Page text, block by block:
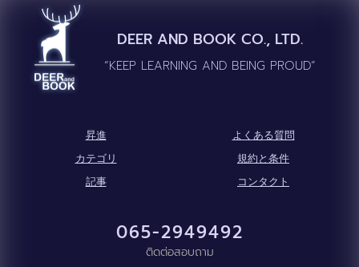
DEER AND BOOK CO., LTD.
“KEEP LEARNING AND BEING PROUD”
昇進
よくある質問
カテゴリ
規約と条件
記事
コンタクト
065-2949492
ติดต่อสอบถาม